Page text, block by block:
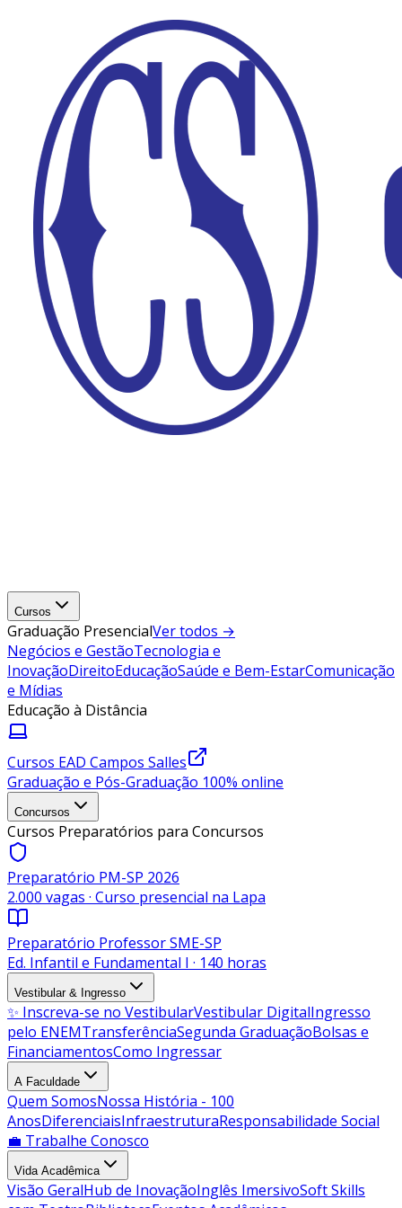
Cursos
Graduação PresencialVer todos →
Negócios e GestãoTecnologia e
InovaçãoDireitoEducaçãoSaúde e Bem-EstarComunicação
e Mídias
Educação à Distância
Cursos EAD Campos Salles
Graduação e Pós-Graduação 100% online
Concursos
Cursos Preparatórios para Concursos
Preparatório PM-SP 2026
2.000 vagas · Curso presencial na Lapa
Preparatório Professor SME-SP
Ed. Infantil e Fundamental I · 140 horas
Vestibular & Ingresso
✨ Inscreva-se no VestibularVestibular DigitalIngresso
pelo ENEMTransferênciaSegunda GraduaçãoBolsas e
FinanciamentosComo Ingressar
A Faculdade
Quem SomosNossa História - 100
AnosDiferenciaisInfraestruturaResponsabilidade Social
💼 Trabalhe Conosco
Vida Acadêmica
Visão GeralHub de InovaçãoInglês ImersivoSoft Skills